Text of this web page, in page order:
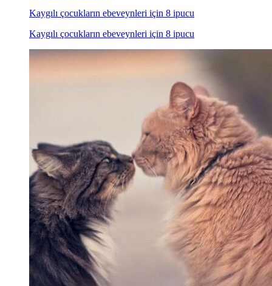
Kaygılı çocukların ebeveynleri için 8 ipucu
Kaygılı çocukların ebeveynleri için 8 ipucu